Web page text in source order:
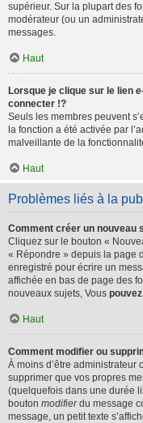
supérieur. Sur la plupart des
modérateur (ou un
messages.
Haut
Lorsque je clique sur le lien
connecter !?
Seuls les membres peuvent
la fonction a été activée par
malveillante de la
Haut
Problèmes liés à la
Comment créer un nouveau
Cliquez sur le bouton «
« Répondre » depuis la page
enregistré pour écrire un
affichée en bas de page des
nouveaux sujets, Vous pouvez
Haut
Comment modifier ou
À moins d’être administrateur
supprimer que vos propres
(quelquefois dans une durée
bouton modifierdu message
message, un petit texte